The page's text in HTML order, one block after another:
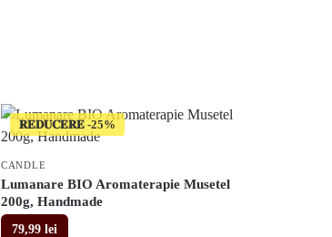
𝐑𝐄𝐃𝐔𝐂𝐄𝐑𝐄
CANDLE
Lumanare BIO Aromaterapie Musetel
200g, Handmade
79,99lei